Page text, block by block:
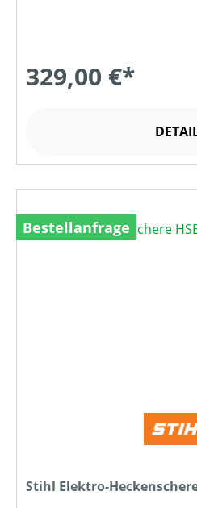
329,00 €*
Bestellanfrage
Stihl Elektro-